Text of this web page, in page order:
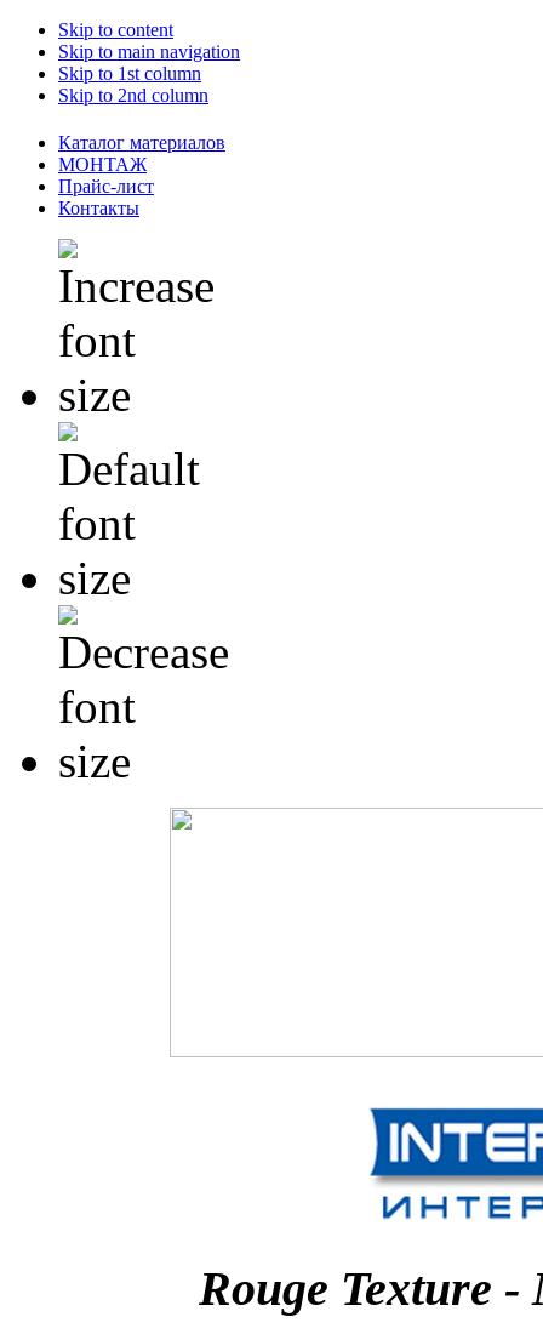
Skip to content
Skip to main navigation
Skip to 1st column
Skip to 2nd column
Каталог материалов
МОНТАЖ
Прайс-лист
Контакты
Rouge Texture -